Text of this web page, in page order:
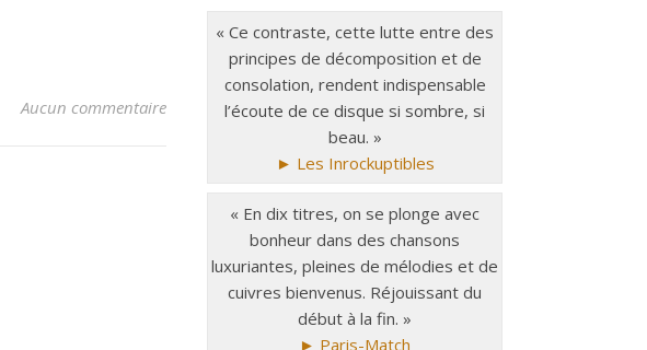
Aucun commentaire
« Ce contraste, cette lutte entre des
principes de décomposition et de
consolation, rendent indispensable
l’écoute de ce disque si sombre, si
beau. »
► Les Inrockuptibles
« En dix titres, on se plonge avec
bonheur dans des chansons
luxuriantes, pleines de mélodies et de
cuivres bienvenus. Réjouissant du
début à la fin. »
► Paris-Match